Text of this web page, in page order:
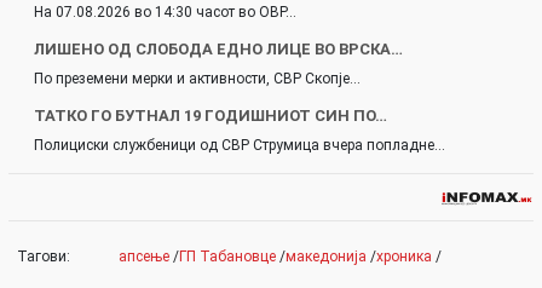
На 07.08.2026 во 14:30 часот во ОВР…
ЛИШЕНО ОД СЛОБОДА ЕДНО ЛИЦЕ ВО ВРСКА…
По преземени мерки и активности, СВР Скопје…
ТАТКО ГО БУТНАЛ 19 ГОДИШНИОТ СИН ПО…
Полициски службеници од СВР Струмица вчера попладне…
Тагови: апсење /ГП Табановце /македонија /хроника /